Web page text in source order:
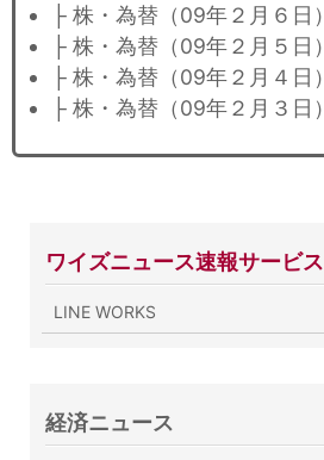
├ 株・為替（09年２月６日）
├ 株・為替（09年２月５日）
├ 株・為替（09年２月４日）
├ 株・為替（09年２月３日）
ワイズニュース速報サービス
LINE WORKS
経済ニュース